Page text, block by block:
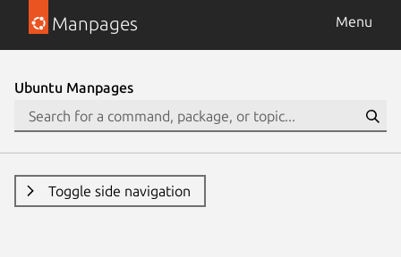
Manpages Menu
Ubuntu Manpages
Toggle side navigation